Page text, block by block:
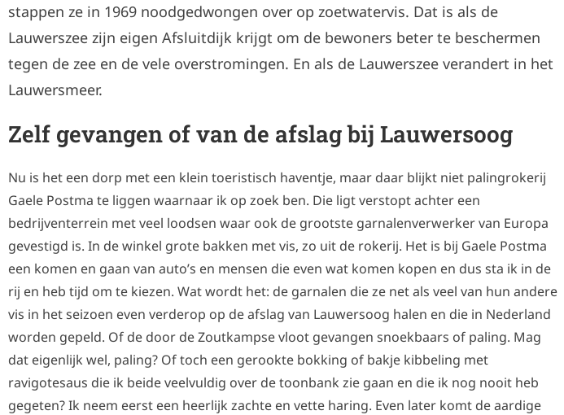
stappen ze in 1969 noodgedwongen over op zoetwatervis. Dat is als de
Lauwerszee zijn eigen Afsluitdijk krijgt om de bewoners beter te beschermen
tegen de zee en de vele overstromingen. En als de Lauwerszee verandert in het
Lauwersmeer.
Zelf gevangen of van de afslag bij Lauwersoog
Nu is het een dorp met een klein toeristisch haventje, maar daar blijkt niet palingrokerij
Gaele Postma te liggen waarnaar ik op zoek ben. Die ligt verstopt achter een
bedrijventerrein met veel loodsen waar ook de grootste garnalenverwerker van Europa
gevestigd is. In de winkel grote bakken met vis, zo uit de rokerij. Het is bij Gaele Postma
een komen en gaan van auto’s en mensen die even wat komen kopen en dus sta ik in de
rij en heb tijd om te kiezen. Wat wordt het: de garnalen die ze net als veel van hun andere
vis in het seizoen even verderop op de afslag van Lauwersoog halen en die in Nederland
worden gepeld. Of de door de Zoutkampse vloot gevangen snoekbaars of paling. Mag
dat eigenlijk wel, paling? Of toch een gerookte bokking of bakje kibbeling met
ravigotesaus die ik beide veelvuldig over de toonbank zie gaan en die ik nog nooit heb
gegeten? Ik neem eerst een heerlijk zachte en vette haring. Even later komt de aardige